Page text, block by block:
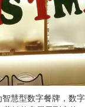
慧型数字餐牌，数字